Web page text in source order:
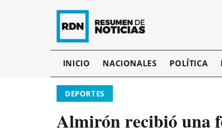
INICIO NACIONALES POLÍTICA
DEPORTES
Almirón recibió una